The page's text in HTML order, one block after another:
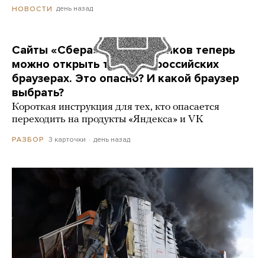
НОВОСТИ день назад
Сайты «Сбера» и других банков теперь
можно открыть только в российских
браузерах. Это опасно? И какой браузер
выбрать?
Короткая инструкция для тех, кто опасается
переходить на продукты «Яндекса» и VK
РАЗБОР 3 карточки день назад